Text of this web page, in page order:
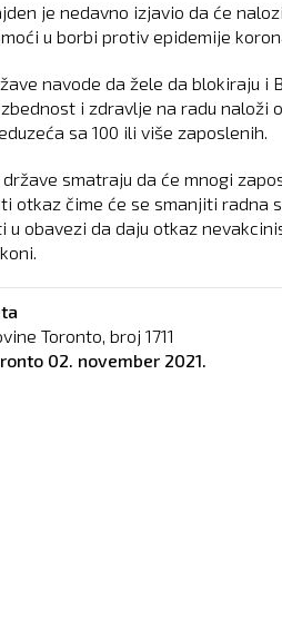
je nedavno izjavio da će
u borbi protiv epidemije
navode da žele da blokiraju i
i zdravlje na radu naloži
sa 100 ili više zaposlenih.
države smatraju da će mnogi
otkaz čime će se smanjiti radna
u obavezi da daju otkaz
Toronto, broj 1711
02. november 2021.